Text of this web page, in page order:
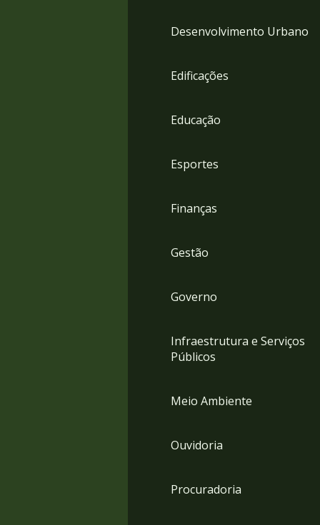
Desenvolvimento Urbano
Edificações
Educação
Esportes
Finanças
Gestão
Governo
Infraestrutura e Serviços
Públicos
Meio Ambiente
Ouvidoria
Procuradoria